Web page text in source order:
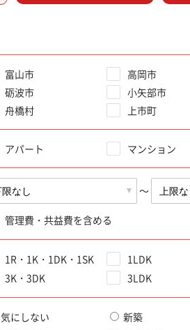
富山市 高岡市
砺波市
小矢部市
舟橋村
上市町
アパート マンション
～
管理費・共益費を含める
1R・1K・1DK・1SK 1LDK
3K・3DK
3LDK
気にしない 新築